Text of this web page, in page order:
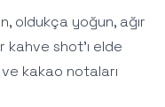
oldukça yoğun, ağır
kahve shot'ı elde
ve kakao notaları